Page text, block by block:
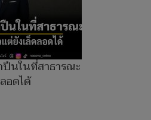
ในที่สาธารณะ ลั่น
อดได้